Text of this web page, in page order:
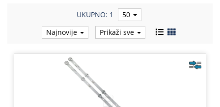
UKUPNO: 1
50
Najnovije
Prikaži sve